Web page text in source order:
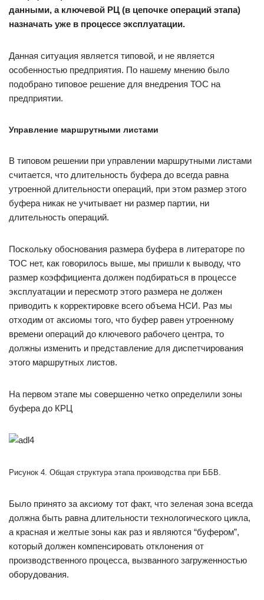
данными, а ключевой РЦ (в цепочке операций этапа)
назначать уже в процессе эксплуатации.
Данная ситуация является типовой, и не является
особенностью предприятия. По нашему мнению было
подобрано типовое решение для внедрения ТОС на
предприятии.
Управление маршрутными листами
В типовом решении при управлении маршрутными листами
считается, что длительность буфера до всегда равна
утроенной длительности операций, при этом размер этого
буфера никак не учитывает ни размер партии, ни
длительность операций.
Поскольку обоснования размера буфера в литераторе по
ТОС нет, как говорилось выше, мы пришли к выводу, что
размер коэффициента должен подбираться в процессе
эксплуатации и пересмотр этого размера не должен
приводить к корректировке всего объема НСИ. Раз мы
отходим от аксиомы того, что буфер равен утроенному
времени операций до ключевого рабочего центра, то
должны изменить и представление для диспетчирования
этого маршрутных листов.
На первом этапе мы совершенно четко определили зоны
буфера до КРЦ
Рисунок 4. Общая структура этапа производства при ББВ.
Было принято за аксиому тот факт, что зеленая зона всегда
должна быть равна длительности технологического цикла,
а красная и желтые зоны как раз и являются “буфером”,
который должен компенсировать отклонения от
производственного процесса, вызванного загруженностью
оборудования.